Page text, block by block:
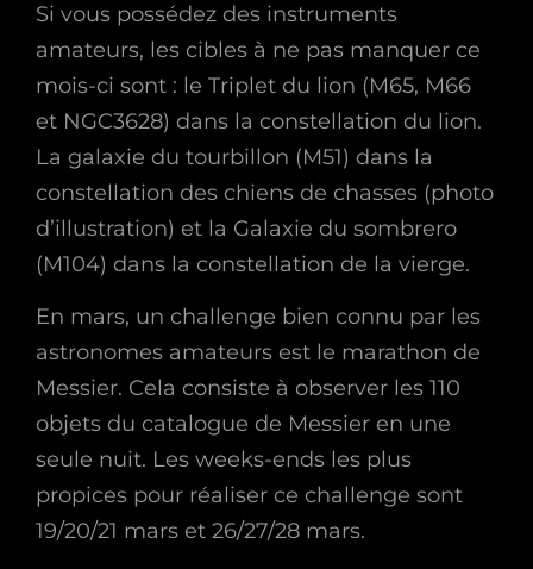
Si vous possédez des instruments
amateurs, les cibles à ne pas manquer ce
mois-ci sont : le Triplet du lion (M65, M66
et NGC3628) dans la constellation du lion.
La galaxie du tourbillon (M51) dans la
constellation des chiens de chasses (photo
d’illustration) et la Galaxie du sombrero
(M104) dans la constellation de la vierge.
En mars, un challenge bien connu par les
astronomes amateurs est le marathon de
Messier. Cela consiste à observer les 110
objets du catalogue de Messier en une
seule nuit. Les weeks-ends les plus
propices pour réaliser ce challenge sont
19/20/21 mars et 26/27/28 mars.